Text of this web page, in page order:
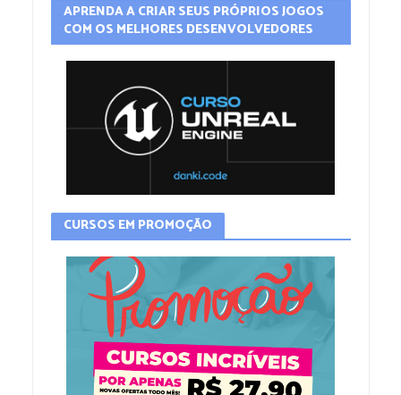
APRENDA A CRIAR SEUS PRÓPRIOS JOGOS
COM OS MELHORES DESENVOLVEDORES
CURSOS EM PROMOÇÃO